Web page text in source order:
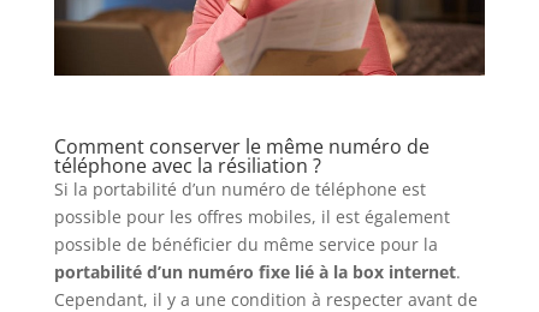
Comment conserver le même numéro de
téléphone avec la résiliation ?
Si la portabilité d’un numéro de téléphone est
possible pour les offres mobiles, il est également
possible de bénéficier du même service pour la
portabilité d’un numéro fixe lié à la box internet.
Cependant, il y a une condition à respecter avant de